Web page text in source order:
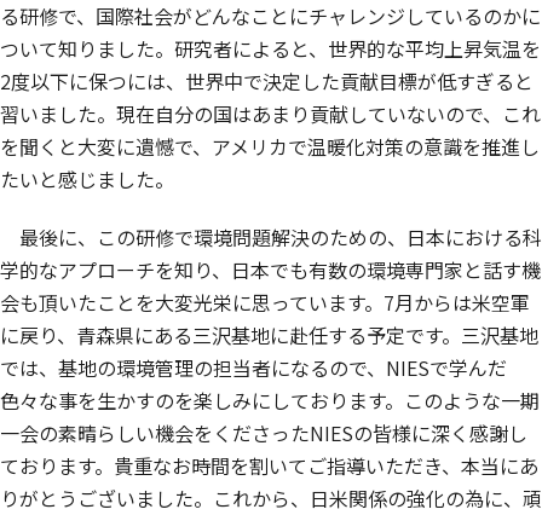
る研修で、国際社会がどんなことにチャレンジしているのかに
ついて知りました。研究者によると、世界的な平均上昇気温を
2度以下に保つには、世界中で決定した貢献目標が低すぎると
習いました。現在自分の国はあまり貢献していないので、これ
を聞くと大変に遺憾で、アメリカで温暖化対策の意識を推進し
たいと感じました。
最後に、この研修で環境問題解決のための、日本における科
学的なアプローチを知り、日本でも有数の環境専門家と話す機
会も頂いたことを大変光栄に思っています。7月からは米空軍
に戻り、青森県にある三沢基地に赴任する予定です。三沢基地
では、基地の環境管理の担当者になるので、NIESで学んだ
色々な事を生かすのを楽しみにしております。このような一期
一会の素晴らしい機会をくださったNIESの皆様に深く感謝し
ております。貴重なお時間を割いてご指導いただき、本当にあ
りがとうございました。これから、日米関係の強化の為に、頑